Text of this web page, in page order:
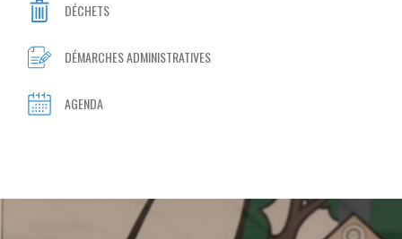
DÉCHETS
DÉMARCHES ADMINISTRATIVES
AGENDA